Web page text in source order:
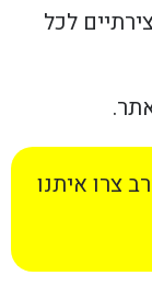
לכל
צרו איתנו